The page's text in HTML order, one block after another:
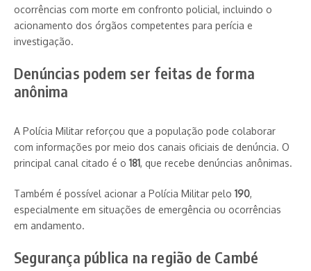
ocorrências com morte em confronto policial, incluindo o
acionamento dos órgãos competentes para perícia e
investigação.
Denúncias podem ser feitas de forma
anônima
A Polícia Militar reforçou que a população pode colaborar
com informações por meio dos canais oficiais de denúncia. O
principal canal citado é o 181, que recebe denúncias anônimas.
Também é possível acionar a Polícia Militar pelo 190,
especialmente em situações de emergência ou ocorrências
em andamento.
Segurança pública na região de Cambé